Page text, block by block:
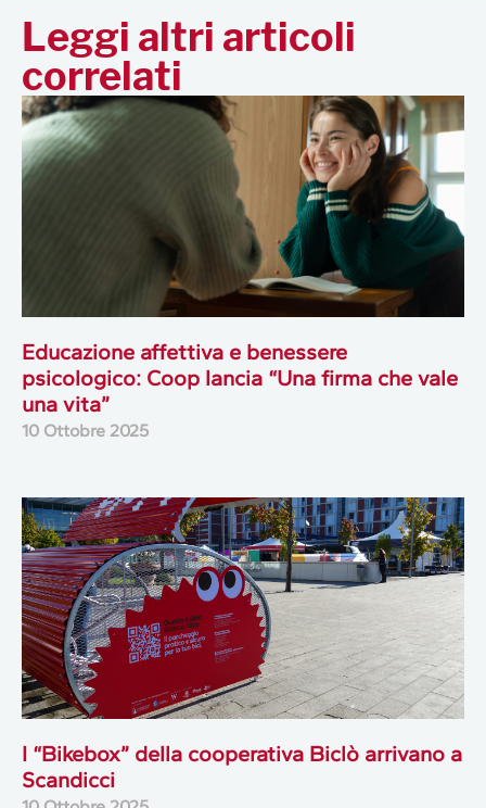
Leggi altri articoli
correlati
Educazione affettiva e benessere
psicologico: Coop lancia “Una firma che vale
una vita”
10 Ottobre 2025
I “Bikebox” della cooperativa Biclò arrivano a
Scandicci